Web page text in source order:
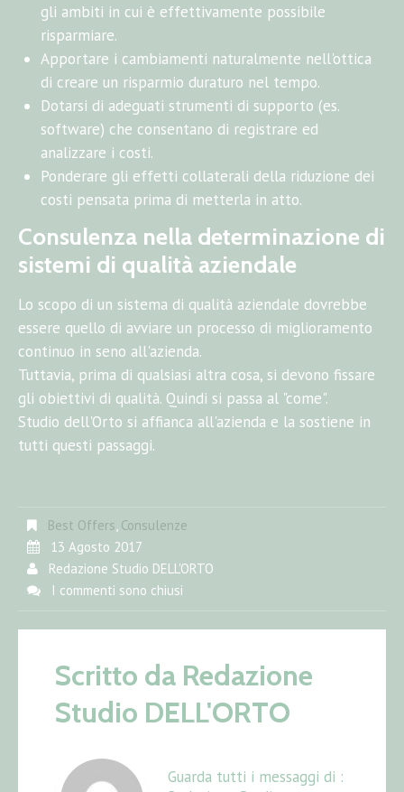
gli ambiti in cui è effettivamente possibile
risparmiare.
Apportare i cambiamenti naturalmente nell'ottica
di creare un risparmio duraturo nel tempo.
Dotarsi di adeguati strumenti di supporto (es.
software) che consentano di registrare ed
analizzare i costi.
Ponderare gli effetti collaterali della riduzione dei
costi pensata prima di metterla in atto.
Consulenza nella determinazione di
sistemi di qualità aziendale
Lo scopo di un sistema di qualità aziendale dovrebbe
essere quello di avviare un processo di miglioramento
continuo in seno all'azienda.
Tuttavia, prima di qualsiasi altra cosa, si devono fissare
gli obiettivi di qualità. Quindi si passa al "come".
Studio dell'Orto si affianca all'azienda e la sostiene in
tutti questi passaggi.
Best Offers, Consulenze
13 Agosto 2017
Redazione Studio DELL'ORTO
I commenti sono chiusi
Scritto da Redazione
Studio DELL'ORTO
Guarda tutti i messaggi di :